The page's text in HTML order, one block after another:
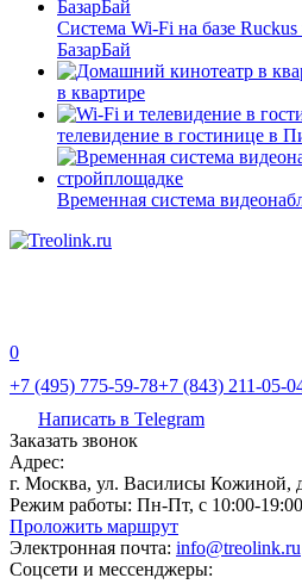
Система Wi-Fi на базе
БазарБай
в квартире
телевидение в гостинице в
Временная система
0
+7 (495) 775-59-78+7 (843) 211-05-
Написать в Telegram
Заказать звонок
Адрес:
г. Москва, ул. Василисы Кожиной,
Режим работы: Пн-Пт, с 10:00-19:00
Проложить маршрут
Электронная почта: info@treolink.ru
Соцсети и мессенджеры: